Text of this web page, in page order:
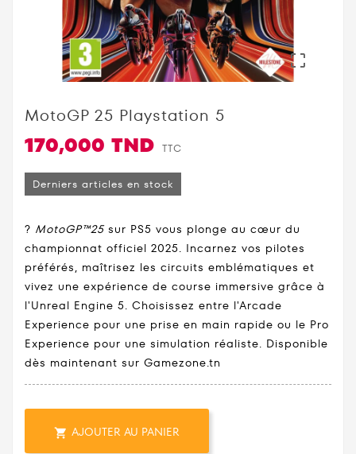

MotoGP 25 Playstation 5
170,000 TND TTC
Derniers articles en stock
?️ MotoGP™25sur PS5 vous plonge au cœur du
championnat officiel 2025. Incarnez vos pilotes
préférés, maîtrisez les circuits emblématiques et
vivez une expérience de course immersive grâce à
l'Unreal Engine 5. Choisissez entre l'Arcade
Experience pour une prise en main rapide ou le Pro
Experience pour une simulation réaliste. Disponible
dès maintenant sur Gamezone.tn
 AJOUTER AU PANIER